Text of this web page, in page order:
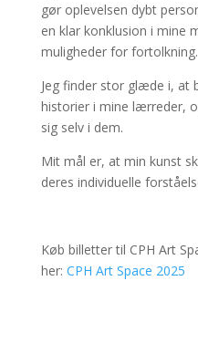
gør oplevelsen dybt
en klar konklusion i mine
muligheder for fortolkning.
Jeg finder stor glæde i, at
historier i mine lærreder,
sig selv i dem.
Mit mål er, at min kunst
deres individuelle
Køb billetter til CPH Art
her: CPH Art Space 2025